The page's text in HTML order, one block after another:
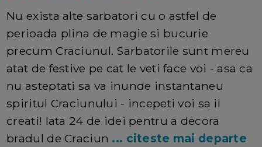
Nu exista alte sarbatori cu o astfel de
perioada plina de magie si bucurie
precum Craciunul. Sarbatorile sunt mereu
atat de festive pe cat le veti face voi - asa ca
nu asteptati sa va inunde instantaneu
spiritul Craciunului - incepeti voi sa il
creati! Iata 24 de idei pentru a decora
bradul de Craciun ... citeste mai departe